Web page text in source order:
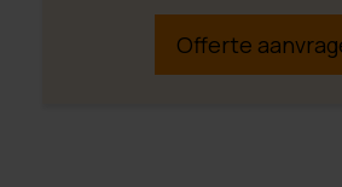
Offerte